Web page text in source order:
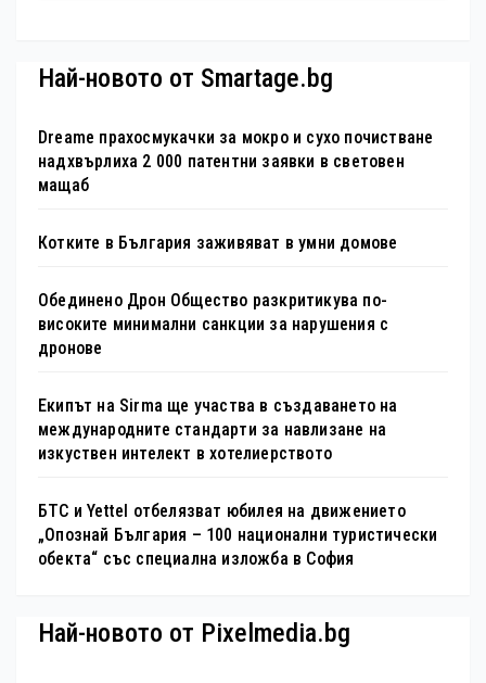
Най-новото от Smartage.bg
Dreame прахосмукачки за мокро и сухо почистване
надхвърлиха 2 000 патентни заявки в световен
мащаб
Котките в България заживяват в умни домове
Обединено Дрон Общество разкритикува по-
високите минимални санкции за нарушения с
дронове
Екипът на Sirma ще участва в създаването на
международните стандарти за навлизане на
изкуствен интелект в хотелиерството
БТС и Yettel отбелязват юбилея на движението
„Опознай България – 100 национални туристически
обекта“ със специална изложба в София
Най-новото от Pixelmedia.bg